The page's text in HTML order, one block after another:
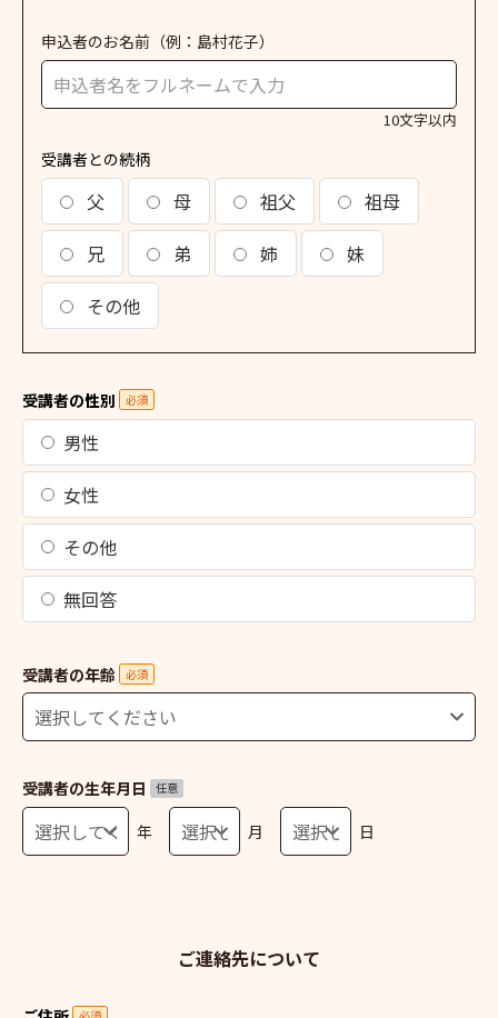
申込者のお名前 （例：島村花子）
10文字以内
受講者との続柄
父 母 祖父
祖母
兄
弟 姉
妹
その他
受講者の性別 必須
男性
女性
その他
無回答
受講者の年齢 必須
受講者の生年月日 任意
年 月 日
ご連絡先について